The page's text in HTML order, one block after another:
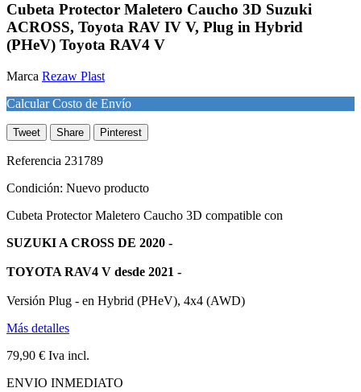
Cubeta Protector Maletero Caucho 3D Suzuki
ACROSS, Toyota RAV IV V, Plug in Hybrid
(PHeV) Toyota RAV4 V
Marca Rezaw Plast
Calcular Costo de Envío
Tweet Share Pinterest
Referencia 231789
Condición: Nuevo producto
Cubeta Protector Maletero Caucho 3D compatible con
SUZUKI A CROSS DE 2020 -
TOYOTA RAV4 V desde 2021 -
Versión Plug - en Hybrid (PHeV), 4x4 (AWD)
Más detalles
79,90 € Iva incl.
ENVIO INMEDIATO